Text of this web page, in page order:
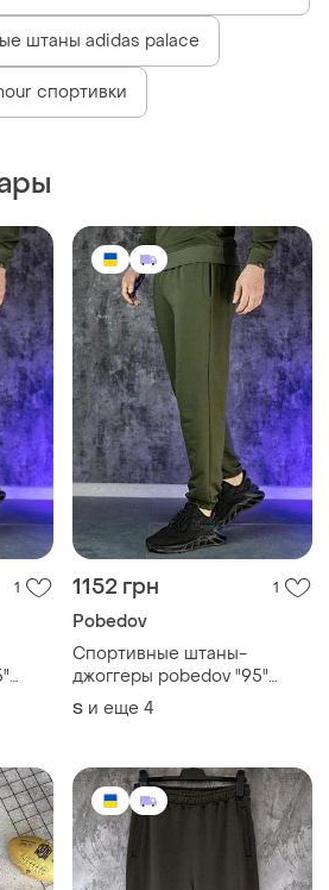
штаны adidas palace
спортивки
1 1152 грн 1
Pobedov
Спортивные штаны-
джоггеры pobedov "95"
цвета хаки
S и еще 4